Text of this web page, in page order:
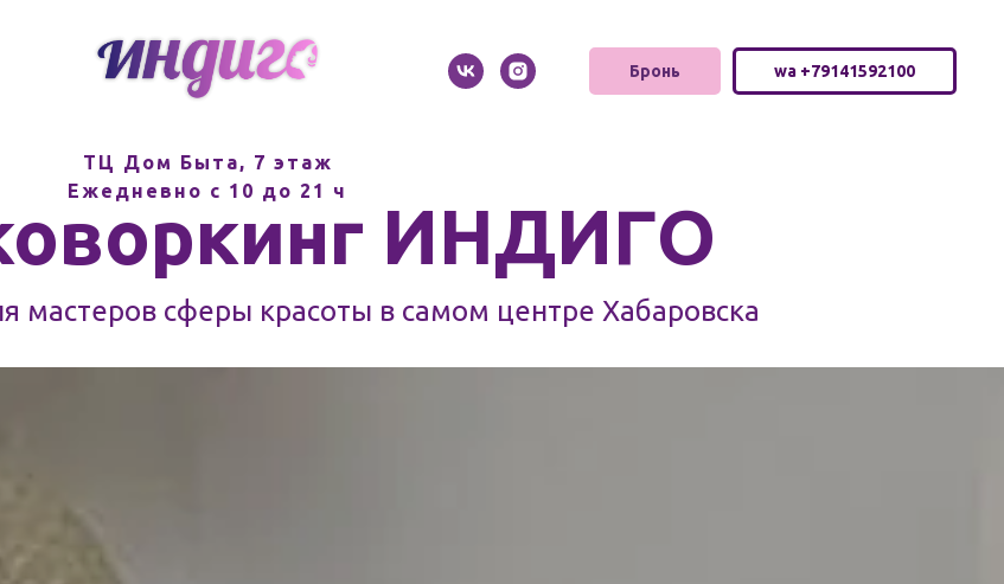
Бронь wa +79141592100
ИНДИГО
мастеров сферы красоты в самом центре Хабаровска
ТЦ Дом Быта, 7 этаж
Ежедневно с 10 до 21 ч